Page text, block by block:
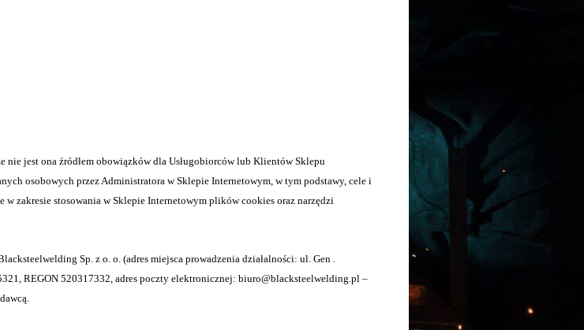
jest ona źródłem obowiązków dla Usługobiorców lub Klientów Sklepu
osobowych przez Administratora w Sklepie Internetowym, w tym podstawy, cele i
w zakresie stosowania w Sklepie Internetowym plików cookies oraz narzędzi
Sp. z o. o. (adres miejsca prowadzenia działalności: ul. Gen .
REGON 520317332, adres poczty elektronicznej: biuro@blacksteelwelding.pl –